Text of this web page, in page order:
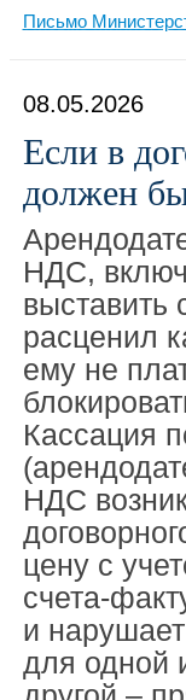
Письмо
08.05.2026
Если в
должен
НДС,
выставить
расценил
ему не
Кассация
НДС
цену с
счета-
и
для одной